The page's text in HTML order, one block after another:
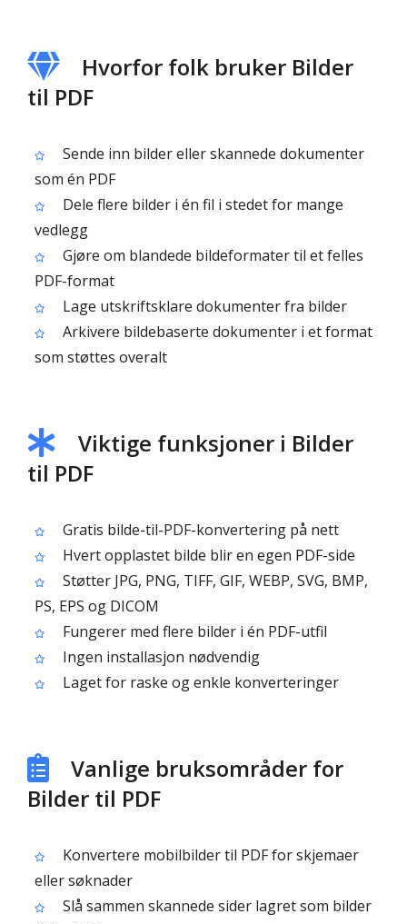
Hvorfor folk bruker Bilder
til PDF
Sende inn bilder eller skannede dokumenter
som én PDF
Dele flere bilder i én fil i stedet for mange
vedlegg
Gjøre om blandede bildeformater til et felles
PDF-format
Lage utskriftsklare dokumenter fra bilder
Arkivere bildebaserte dokumenter i et format
som støttes overalt
Viktige funksjoner i Bilder
til PDF
Gratis bilde-til-PDF-konvertering på nett
Hvert opplastet bilde blir en egen PDF-side
Støtter JPG, PNG, TIFF, GIF, WEBP, SVG, BMP,
PS, EPS og DICOM
Fungerer med flere bilder i én PDF-utfil
Ingen installasjon nødvendig
Laget for raske og enkle konverteringer
Vanlige bruksområder for
Bilder til PDF
Konvertere mobilbilder til PDF for skjemaer
eller søknader
Slå sammen skannede sider lagret som bilder